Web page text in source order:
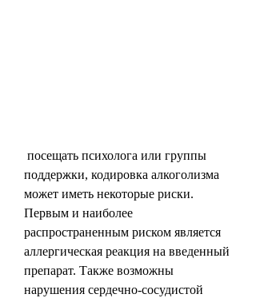
поддержки, кодировка алкоголизма
может иметь некоторые риски.
Первым и наиболее
распространенным риском является
аллергическая реакция на введенный
препарат. Также возможны
нарушения сердечно-сосудистой